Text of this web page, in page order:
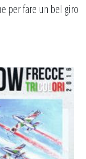
per fare un bel giro